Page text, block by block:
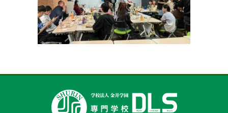
OPENキャンパス